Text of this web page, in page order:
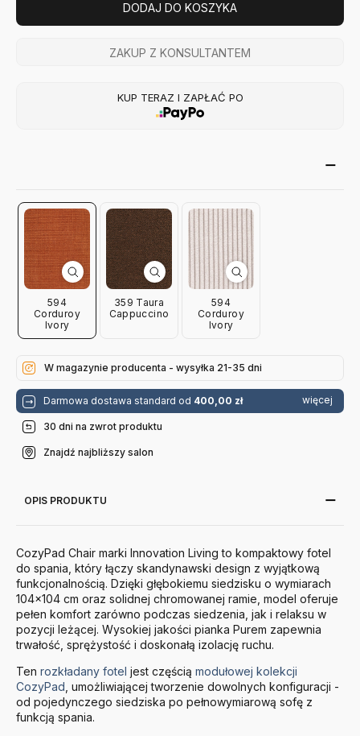
DODAJ DO KOSZYKA
ZAKUP Z KONSULTANTEM
KUP TERAZ I ZAPŁAĆ PO
594
Corduroy
Ivory
359 Taura
Cappuccino
594
Corduroy
Ivory
W magazynie producenta - wysyłka 21-35 dni
Darmowa dostawa standard od 400,00 zł więcej
30 dni na zwrot produktu
Znajdź najbliższy salon
OPIS PRODUKTU
CozyPad Chair marki Innovation Living to kompaktowy fotel
do spania, który łączy skandynawski design z wyjątkową
funkcjonalnością. Dzięki głębokiemu siedzisku o wymiarach
104×104 cm oraz solidnej chromowanej ramie, model oferuje
pełen komfort zarówno podczas siedzenia, jak i relaksu w
pozycji leżącej. Wysokiej jakości pianka Purem zapewnia
trwałość, sprężystość i doskonałą izolację ruchu.
Ten rozkładany fotel jest częścią modułowej kolekcji
CozyPad , umożliwiającej tworzenie dowolnych konfiguracji -
od pojedynczego siedziska po pełnowymiarową sofę z
funkcją spania.